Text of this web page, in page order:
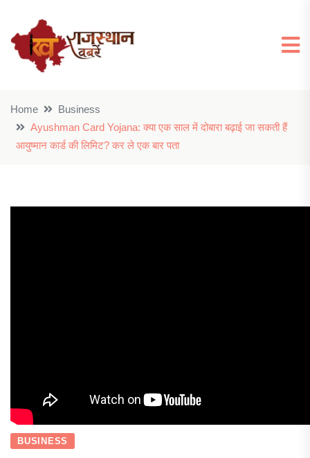
Home
Business
Ayushman Card Yojana: क्या एक साल में दोबारा बढ़ाई जा सकती हैं
आयुष्मान कार्ड की लिमिट? कर ले एक बार पता
BUSINESS